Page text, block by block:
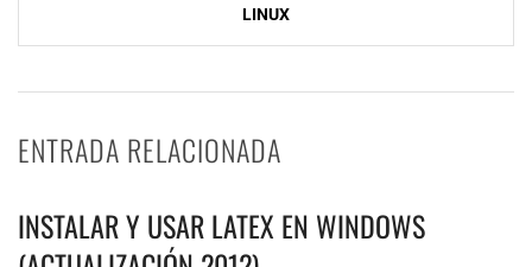
LINUX
ENTRADA RELACIONADA
INSTALAR Y USAR LATEX EN WINDOWS